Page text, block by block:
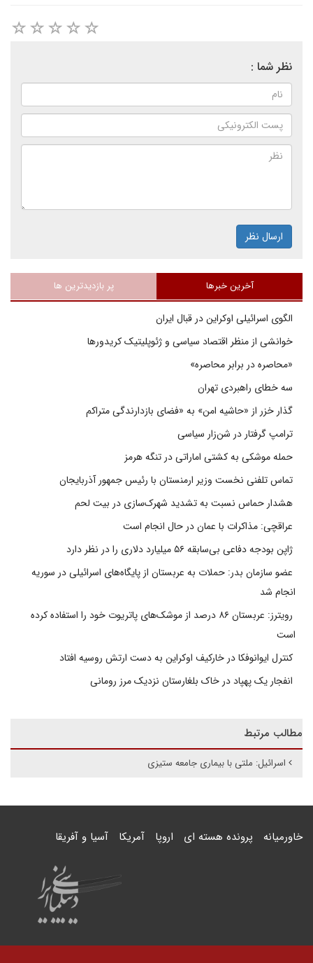
نظر شما :
ارسال نظر
آخرین خبرها پر بازدیدترین ها
الگوی اسرائیلی اوکراین در قبال ایران
خوانشی از منظر اقتصاد سیاسی و ژئوپلیتیک کریدورها
«محاصره در برابر محاصره»
سه خطای راهبردی تهران
گذار خزر از «حاشیه امن» به «فضای بازدارندگی متراکم
ترامپ گرفتار در شن‌زار سیاسی
حمله موشکی به کشتی اماراتی در تنگه هرمز
تماس تلفنی نخست وزیر ارمنستان با رئیس جمهور آذربایجان
هشدار حماس نسبت به تشدید شهرک‌سازی در بیت‌ لحم
عراقچی: مذاکرات با عمان در حال انجام است
ژاپن بودجه دفاعی بی‌سابقه ۵۶ میلیارد دلاری را در نظر دارد
عضو سازمان بدر: حملات به عربستان از پایگاه‌های اسرائیلی در سوریه
انجام شد
رویترز: عربستان ۸۶ درصد از موشک‌های پاتریوت خود را استفاده کرده
است
کنترل ایوانوفکا در خارکیف اوکراین به دست ارتش روسیه افتاد
انفجار یک پهپاد در خاک بلغارستان نزدیک مرز رومانی
مطالب مرتبط
اسرائیل: ملتی با بیماری جامعه ستیزی
خاورمیانه پرونده هسته ای اروپا آمریکا آسیا و آفریقا